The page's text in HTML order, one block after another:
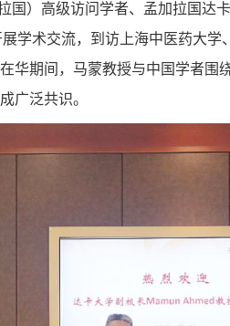
国）高级访问学者、孟加拉国达
展学术交流，到访上海中医药大
华期间，马蒙教授与中国学者
广泛共识。